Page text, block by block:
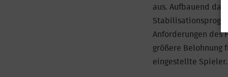
aus. Aufbauend
Anforderungen des
größere Belohnung
eingestellte Spieler.